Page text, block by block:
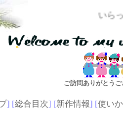
いらっしゃいま
ご訪問ありがとう
] [総合目次] [新作情報] [使い